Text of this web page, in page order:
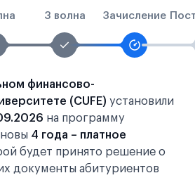
3 волна Зачисление
финансово-
(CUFE) установили
на программу
4 года – платное
будет принято решение о
документы абитуриентов